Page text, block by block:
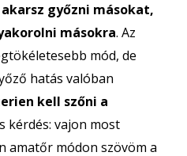
győzni másokat,
másokra. Az
mód, de
hatás valóban
kell szőni a
kérdés: vajon most
amatőr módon szövöm a